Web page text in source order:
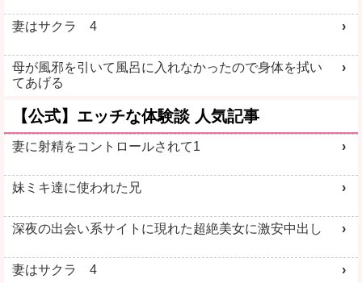
学生とヤレる
妻はサクラ 4
母が風邪を引いて風呂に入れなかったので身体を拭い
てあげる
【公式】エッチな体験談 人気記事
妻に射精をコントロールされて1
妹ミキ達に使われた兄
深夜の出会い系サイトに現れた超絶美女に激安中出し
妻はサクラ 4